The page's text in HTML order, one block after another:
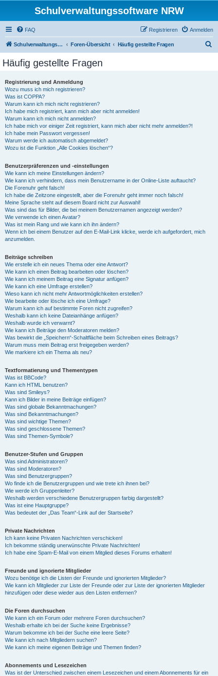
Schulverwaltungssoftware NRW
FAQ Anmelden
Registrieren
Schulverwaltungssoftware NRW Foren-Übersicht Häufig gestellte Fragen
Häufig gestellte Fragen
Registrierung und Anmeldung
Wozu muss ich mich registrieren?
Was ist COPPA?
Warum kann ich mich nicht registrieren?
Ich habe mich registriert, kann mich aber nicht anmelden!
Warum kann ich mich nicht anmelden?
Ich habe mich vor einiger Zeit registriert, kann mich aber nicht mehr anmelden?!
Ich habe mein Passwort vergessen!
Warum werde ich automatisch abgemeldet?
Wozu ist die Funktion „Alle Cookies löschen“?
Benutzerpräferenzen und -einstellungen
Wie kann ich meine Einstellungen ändern?
Wie kann ich verhindern, dass mein Benutzername in der Online-Liste auftaucht?
Die Forenuhr geht falsch!
Ich habe die Zeitzone eingestellt, aber die Forenuhr geht immer noch falsch!
Meine Sprache steht auf diesem Board nicht zur Auswahl!
Was sind das für Bilder, die bei meinem Benutzernamen angezeigt werden?
Wie verwende ich einen Avatar?
Was ist mein Rang und wie kann ich ihn ändern?
Wenn ich bei einem Benutzer auf den E-Mail-Link klicke, werde ich aufgefordert, mich
anzumelden.
Beiträge schreiben
Wie erstelle ich ein neues Thema oder eine Antwort?
Wie kann ich einen Beitrag bearbeiten oder löschen?
Wie kann ich meinem Beitrag eine Signatur anfügen?
Wie kann ich eine Umfrage erstellen?
Wieso kann ich nicht mehr Antwortmöglichkeiten erstellen?
Wie bearbeite oder lösche ich eine Umfrage?
Warum kann ich auf bestimmte Foren nicht zugreifen?
Weshalb kann ich keine Dateianhänge anfügen?
Weshalb wurde ich verwarnt?
Wie kann ich Beiträge den Moderatoren melden?
Was bewirkt die „Speichern“-Schaltfläche beim Schreiben eines Beitrags?
Warum muss mein Beitrag erst freigegeben werden?
Wie markiere ich ein Thema als neu?
Textformatierung und Thementypen
Was ist BBCode?
Kann ich HTML benutzen?
Was sind Smileys?
Kann ich Bilder in meine Beiträge einfügen?
Was sind globale Bekanntmachungen?
Was sind Bekanntmachungen?
Was sind wichtige Themen?
Was sind geschlossene Themen?
Was sind Themen-Symbole?
Benutzer-Stufen und Gruppen
Was sind Administratoren?
Was sind Moderatoren?
Was sind Benutzergruppen?
Wo finde ich die Benutzergruppen und wie trete ich ihnen bei?
Wie werde ich Gruppenleiter?
Weshalb werden verschiedene Benutzergruppen farbig dargestellt?
Was ist eine Hauptgruppe?
Was bedeutet der „Das Team“-Link auf der Startseite?
Private Nachrichten
Ich kann keine Privaten Nachrichten verschicken!
Ich bekomme ständig unerwünschte Private Nachrichten!
Ich habe eine Spam-E-Mail von einem Mitglied dieses Forums erhalten!
Freunde und ignorierte Mitglieder
Wozu benötige ich die Listen der Freunde und ignorierten Mitglieder?
Wie kann ich Mitglieder zur Liste der Freunde oder zur Liste der ignorierten Mitglieder
hinzufügen oder diese wieder aus den Listen entfernen?
Die Foren durchsuchen
Wie kann ich ein Forum oder mehrere Foren durchsuchen?
Weshalb erhalte ich bei der Suche keine Ergebnisse?
Warum bekomme ich bei der Suche eine leere Seite?
Wie kann ich nach Mitgliedern suchen?
Wie kann ich meine eigenen Beiträge und Themen finden?
Abonnements und Lesezeichen
Was ist der Unterschied zwischen einem Lesezeichen und einem Abonnements für ein